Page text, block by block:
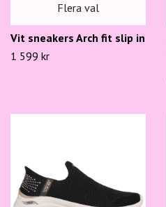
Flera val
Vit sneakers Arch fit slip in
1 599 kr